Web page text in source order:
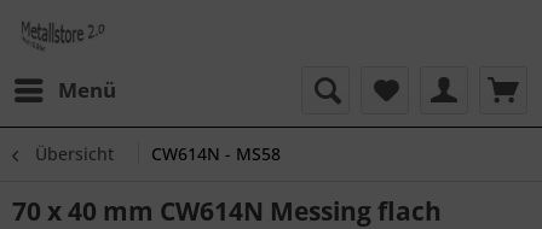
Menü
Übersicht CW614N - MS58
70 x 40 mm CW614N Messing flach